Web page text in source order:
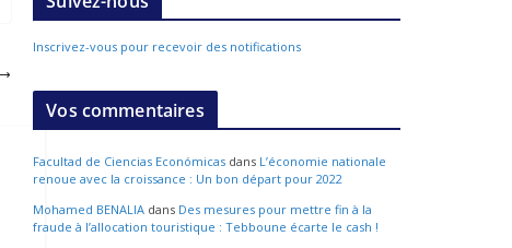
Inscrivez-vous pour recevoir des notifications
Vos commentaires
Facultad de Ciencias Económicas dans L’économie nationale
renoue avec la croissance : Un bon départ pour 2022
Mohamed BENALIA dans Des mesures pour mettre fin à la
fraude à l’allocation touristique : Tebboune écarte le cash !